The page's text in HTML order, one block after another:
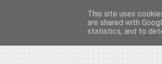
Το
Είμαστε πάντα
This site uses
are shared with
statistics, and to